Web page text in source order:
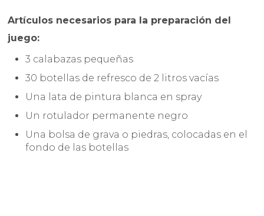
Artículos necesarios para la preparación del
juego:
3 calabazas pequeñas
30 botellas de refresco de 2 litros vacías
Una lata de pintura blanca en spray
Un rotulador permanente negro
Una bolsa de grava o piedras, colocadas en el
fondo de las botellas